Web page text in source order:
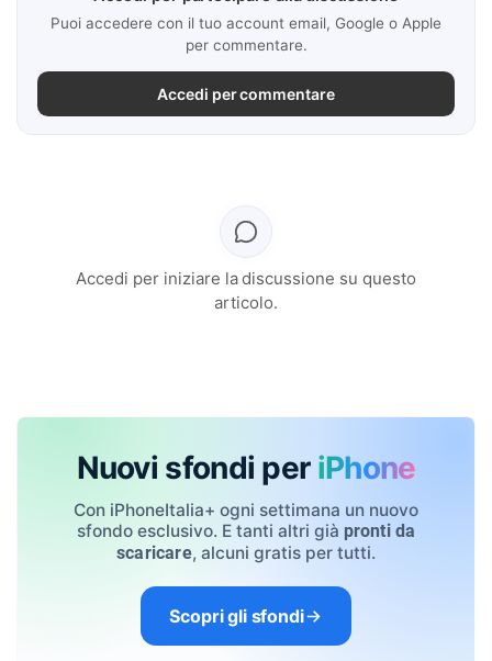
Puoi accedere con il tuo account email, Google o Apple
per commentare.
Accedi per commentare
Accedi per iniziare la discussione su questo
articolo.
Nuovi sfondi per iPhone
Con iPhoneItalia+ ogni settimana un nuovo
sfondo esclusivo. E tanti altri già pronti da
scaricare, alcuni gratis per tutti.
Scopri gli sfondi